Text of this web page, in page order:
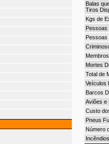
Balas
Tiros
Kgs de
Pessoas
Pessoas
Mortes
Total de
Veículos
Barcos
Aviões e
Custo
Pneus
Número